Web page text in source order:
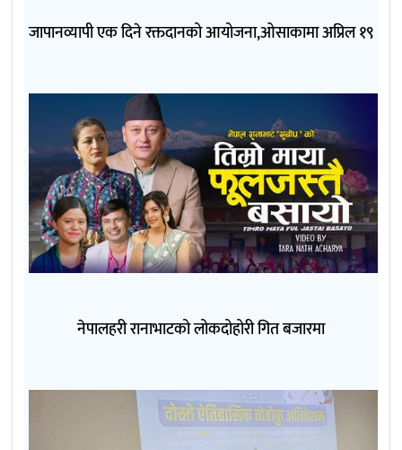
जापानव्यापी एक दिने रक्तदानको आयोजना,ओसाकामा अप्रिल १९
नेपालहरी रानाभाटको लोकदोहोरी गित बजारमा